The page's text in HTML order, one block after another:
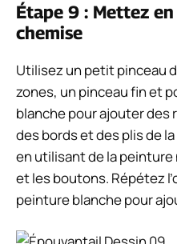
Étape 9 : Mettez
chemise
Utilisez un petit pinceau
zones, un pinceau fin et
blanche pour ajouter
des bords et des plis de
en utilisant de la
et les boutons. Répétez
peinture blanche pour